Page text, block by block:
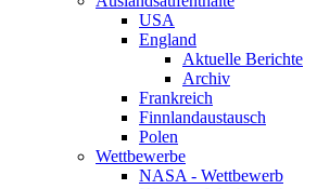
USA
England
Aktuelle Berichte
Archiv
Frankreich
Finnlandaustausch
Polen
Wettbewerbe
NASA - Wettbewerb